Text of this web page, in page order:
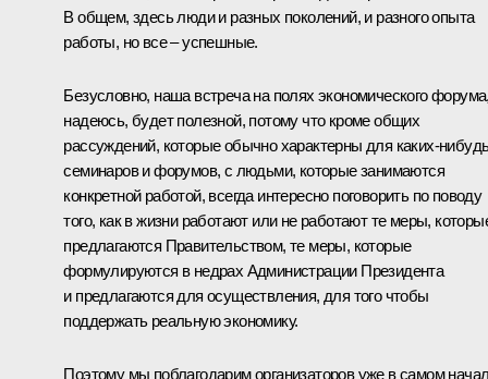
В общем, здесь люди и разных поколений, и разного опыта
работы, но все – успешные.
Безусловно, наша встреча на полях экономического
надеюсь, будет полезной, потому что кроме общих
рассуждений, которые обычно характерны для
семинаров и форумов, с людьми, которые занимаются
конкретной работой, всегда интересно поговорить по поводу
того, как в жизни работают или не работают те меры,
предлагаются Правительством, те меры, которые
формулируются в недрах Администрации Президента
и предлагаются для осуществления, для того чтобы
поддержать реальную экономику.
Поэтому мы поблагодарим организаторов уже в самом